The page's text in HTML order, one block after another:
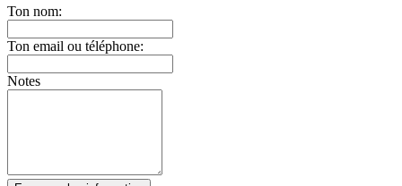
Ton nom:
Ton email ou téléphone:
Notes